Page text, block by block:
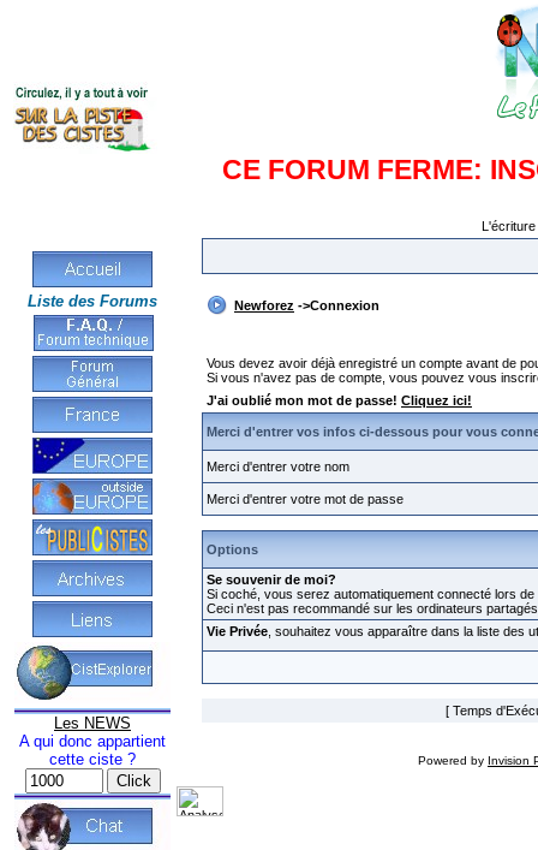
CE FORUM FERME:
Liste des Forums
Les NEWS
A qui donc appartient
cette ciste ?
Newforez ->Connexion
Vous devez avoir déjà enregistré un compte avant de
Si vous n'avez pas de compte, vous pouvez vous
J'ai oublié mon mot de passe! Cliquez ici!
Merci d'entrer vos infos ci-dessous pour vous
Merci d'entrer votre nom
Merci d'entrer votre mot de passe
Options
Se souvenir de moi?
Si coché, vous serez automatiquement connecté lors
Ceci n'est pas recommandé sur les ordinateurs
Vie Privée , souhaitez vous apparaître dans la liste des
[ Temps
Powered by Invision